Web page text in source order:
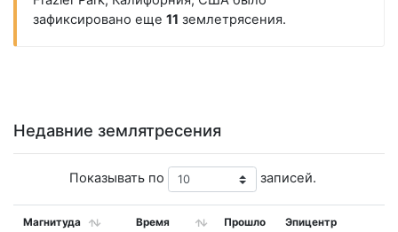
зафиксировано еще 11 землетрясения.
Недавние землятресения
Показывать по записей.
Магнитуда Время Прошло Эпицентр